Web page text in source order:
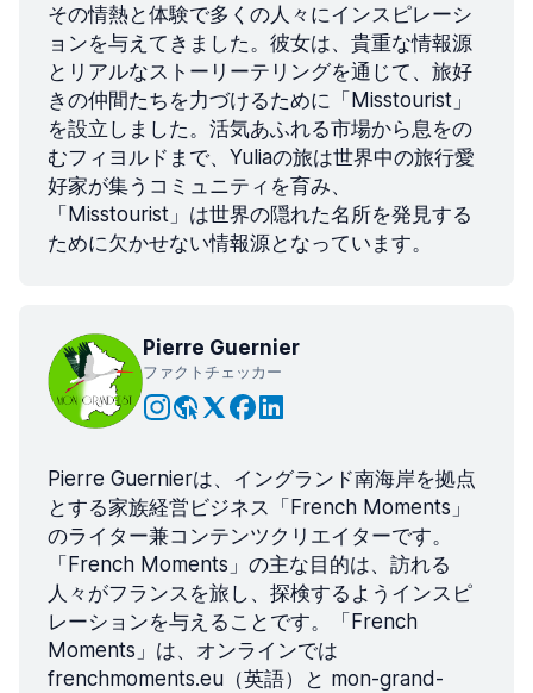
その情熱と体験で多くの人々にインスピレーシ
ョンを与えてきました。彼女は、貴重な情報源
とリアルなストーリーテリングを通じて、旅好
きの仲間たちを力づけるために「Misstourist」
を設立しました。活気あふれる市場から息をの
むフィヨルドまで、Yuliaの旅は世界中の旅行愛
好家が集うコミュニティを育み、
「Misstourist」は世界の隠れた名所を発見する
ために欠かせない情報源となっています。
Pierre Guernier
ファクトチェッカー
Pierre Guernierは、イングランド南海岸を拠点
とする家族経営ビジネス「French Moments」
のライター兼コンテンツクリエイターです。
「French Moments」の主な目的は、訪れる
人々がフランスを旅し、探検するようインスピ
レーションを与えることです。「French
Moments」は、オンラインでは
frenchmoments.eu（英語）と mon-grand-